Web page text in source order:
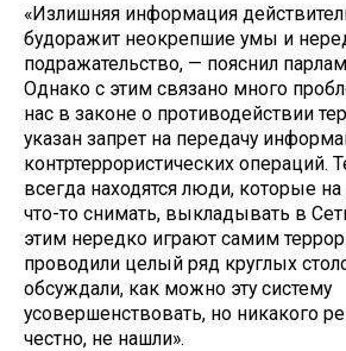
«Излишняя информация
будоражит неокрепшие умы и
подражательство, — пояснил
Однако с этим связано много
нас в законе о противодействии
указан запрет на передачу
контртеррористических операций.
всегда находятся люди, которые
что-то снимать, выкладывать в
этим нередко играют самим
проводили целый ряд круглых
обсуждали, как можно эту систему
усовершенствовать, но никакого
честно, не нашли».